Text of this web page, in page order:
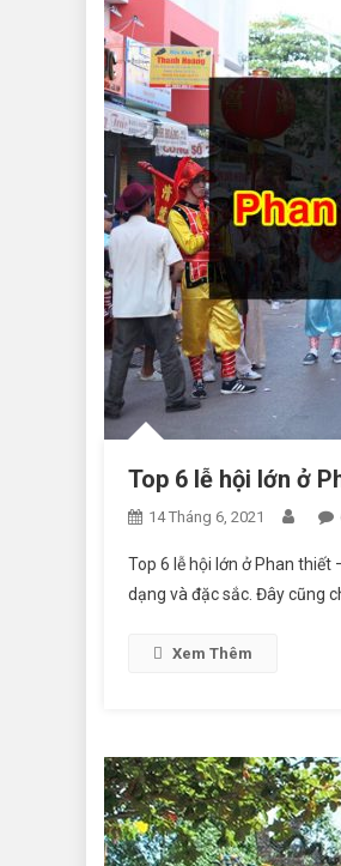
Top 6 lễ hội lớn ở
14 Tháng 6, 2021
Top 6 lễ hội lớn ở Phan
dạng và đặc sắc. Đây cũng
Xem Thêm